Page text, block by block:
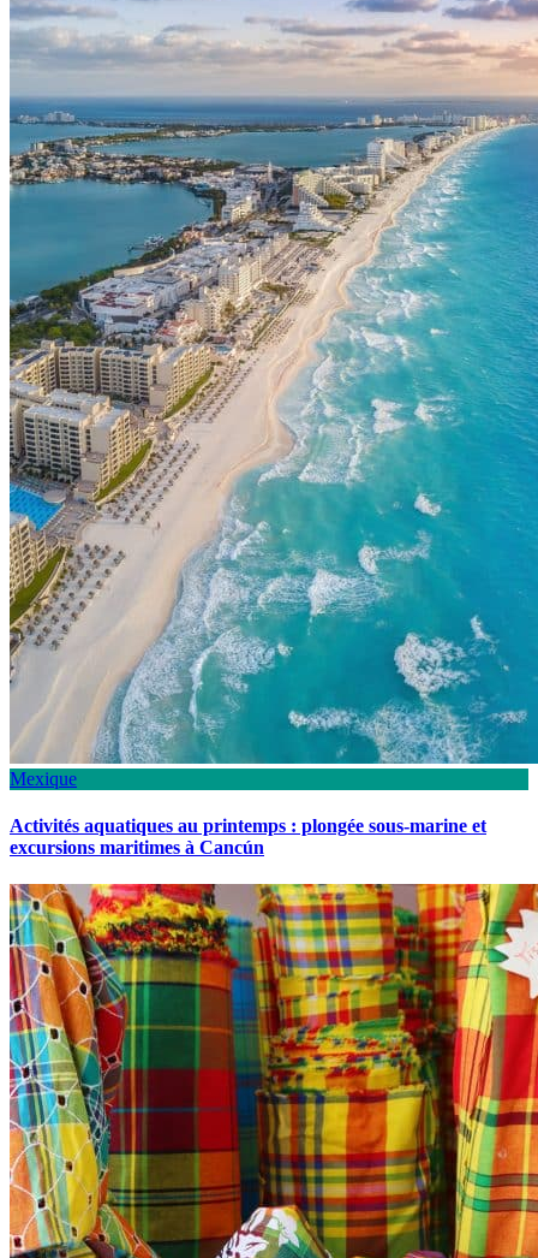
Mexique
Activités aquatiques au printemps : plongée sous-marine et
excursions maritimes à Cancún